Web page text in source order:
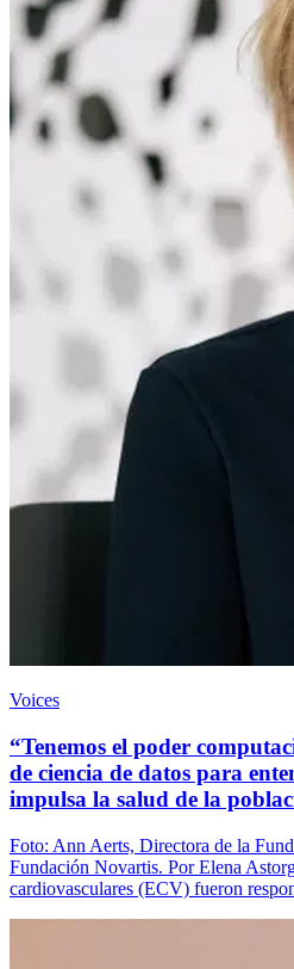
Voices
“Tenemos el poder
de ciencia de datos para
impulsa la salud de la
Foto: Ann Aerts, Directora de la
Fundación Novartis. Por Elena
cardiovasculares (ECV) fueron